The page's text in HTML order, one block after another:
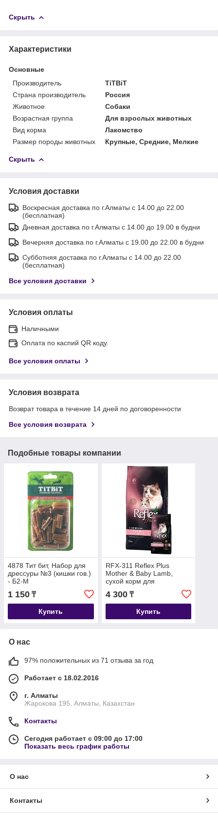
Скрыть
Характеристики
Основные
Производитель
TiTBiT
Страна производитель
Россия
Животное
Собаки
Возрастная группа
Для взрослых животных
Вид корма
Лакомство
Размер породы животных
Крупные, Средние, Мелкие
Скрыть
Условия доставки
Воскресная доставка по г.Алматы с 14.00 до 22.00
(бесплатная)
Дневная доставка по г.Алматы с 14.00 до 19.00 в будни
Вечерняя доставка по г.Алматы с 19.00 до 22.00 в будни
Субботняя доставка по г.Алматы с 14.00 до 22.00
(бесплатная)
Все условия доставки
Условия оплаты
Наличными
Оплата по каспий QR коду.
Все условия оплаты
Условия возврата
Возврат товара в течение 14 дней по договоренности
Все условия возврата
Подобные товары компании
4878 Тит бит, Набор для
дрессуры №3 (кишки гов.)
- Б2-M
1 150 ₸
Купить
RFX-311 Reflex Plus
Mother & Baby Lamb,
сухой корм для
беременных и кормящих
кошек и котят до 2х м,
уп.1.5кг.
4 300₸
Купить
О нас
97% положительных из 71 отзыва за год
Работает с 18.02.2016
г. Алматы
Жарокова 195, Алматы, Казахстан
Контакты
Сегодня работает с 09:00 до 17:00
Показать весь график работы
О нас
Контакты